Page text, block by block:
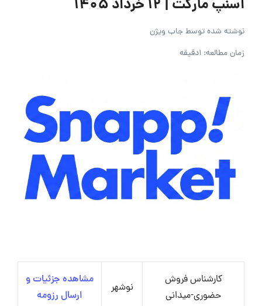
اسنپ مارکت | ۱۲ خرداد ۱۴۰۵
نوشته شده توسطجاب ویژن
زمان مطالعه: 1دقیقه
کارشناس فروش
حضوری-میدانی
نوشهر
مشاهده جزئیات و
ارسال رزومه